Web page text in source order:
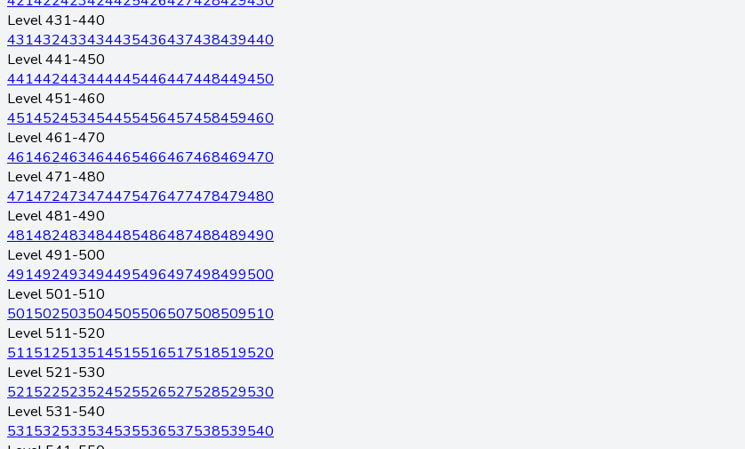
Level 431-440
431432433434435436437438439440
Level 441-450
441442443444445446447448449450
Level 451-460
451452453454455456457458459460
Level 461-470
461462463464465466467468469470
Level 471-480
471472473474475476477478479480
Level 481-490
481482483484485486487488489490
Level 491-500
491492493494495496497498499500
Level 501-510
501502503504505506507508509510
Level 511-520
511512513514515516517518519520
Level 521-530
521522523524525526527528529530
Level 531-540
531532533534535536537538539540